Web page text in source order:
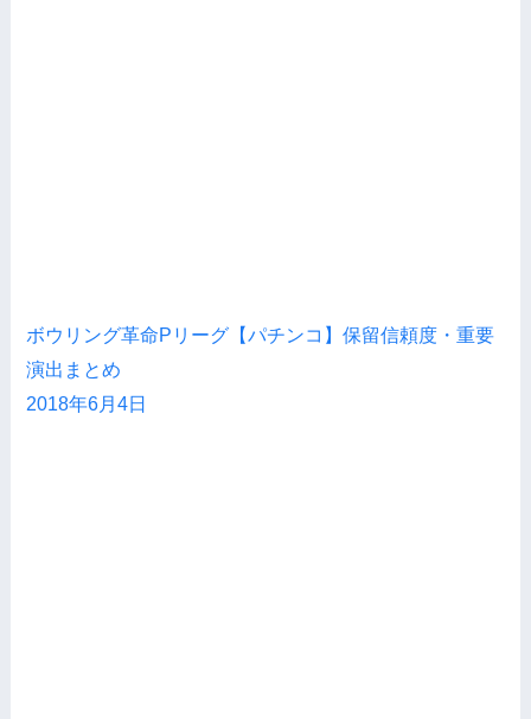
ボウリング革命Pリーグ【パチンコ】保留信頼度・重要
演出まとめ
2018年6月4日